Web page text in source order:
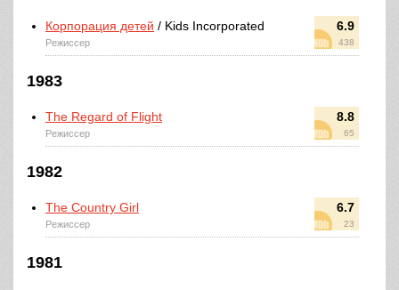
6.9
438
Корпорация детей / Kids Incorporated
Режиссер
1983
8.8
65
The Regard of Flight
Режиссер
1982
6.7
23
The Country Girl
Режиссер
1981